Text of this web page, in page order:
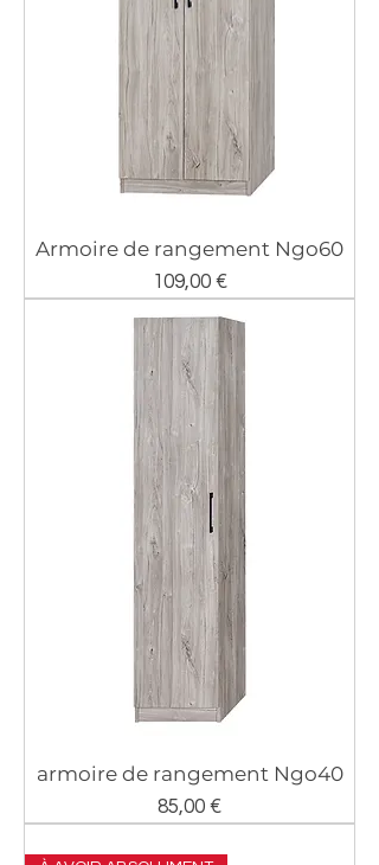
Armoire de rangement Ngo60
Prix
109,00 €
armoire de rangement Ngo40
Prix
85,00 €